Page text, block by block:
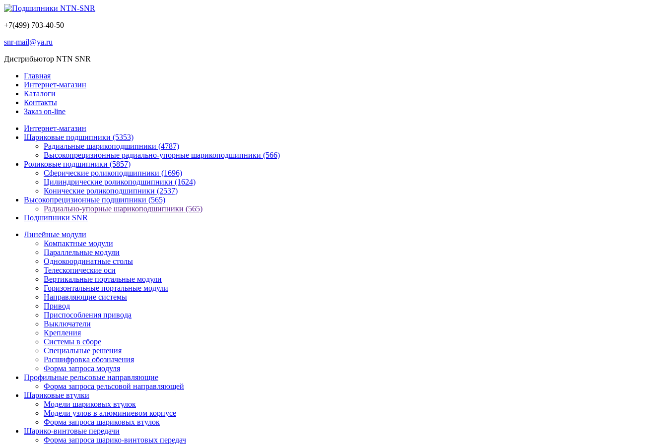
+7(499) 703-40-50
snr-mail@ya.ru
Дистрибьютор NTN SNR
Главная
Интернет-магазин
Каталоги
Контакты
Заказ on-line
Интернет-магазин
Шариковые подшипники (5353)
Радиальные шарикоподшипники (4787)
Высокопрецизионные радиально-упорные шарикоподшипники (566)
Роликовые подшипники (5857)
Сферические роликоподшипники (1696)
Цилиндрические роликоподшипники (1624)
Конические роликоподшипники (2537)
Высокопрецизионные подшипники (565)
Радиально-упорные шарикоподшипники (565)
Подшипники SNR
Линейные модули
Компактные модули
Параллельные модули
Однокоординатные столы
Телескопические оси
Вертикальные портальные модули
Горизонтальные портальные модули
Направляющие системы
Привод
Приспособления привода
Выключатели
Крепления
Системы в сборе
Специальные решения
Расшифровка обозначения
Форма запроса модуля
Профильные рельсовые направляющие
Форма запроса рельсовой направляющей
Шариковые втулки
Модели шариковых втулок
Модели узлов в алюминиевом корпусе
Форма запроса шариковых втулок
Шарико-винтовые передачи
Форма запроса шарико-винтовых передач